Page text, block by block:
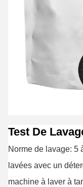
Test De
Norme de lavage: 5
lavées avec un
machine à laver à